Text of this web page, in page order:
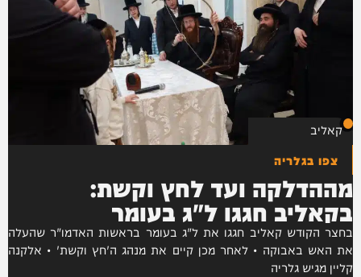
קאליב
צפו בגלריה
מההדלקה ועד לחץ וקשת:
בקאליב חגגו ל"ג בעומר
בחצר הקודש קאליב חגגו את ל"ג בעומר בראשות האדמו"ר שהעלה
את האש באבוקה • לאחר מכן קיים את מנהג ה'חץ וקשת' • אלקנה
קליין מגיש גלריה